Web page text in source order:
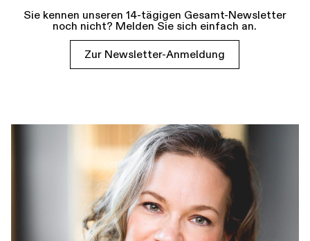
Sie kennen unseren 14-tägigen Gesamt-Newsletter
noch nicht? Melden Sie sich einfach an.
Zur Newsletter-Anmeldung